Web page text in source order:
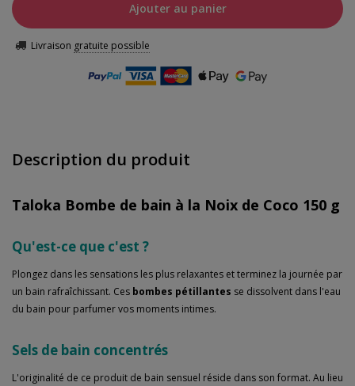
Ajouter au panier
Livraison gratuite possible
Description du produit
Taloka Bombe de bain à la Noix de Coco 150 g
Qu'est-ce que c'est ?
Plongez dans les sensations les plus relaxantes et terminez la journée par
un bain rafraîchissant. Ces bombes pétillantes se dissolvent dans l'eau
du bain pour parfumer vos moments intimes.
Sels de bain concentrés
L'originalité de ce produit de bain sensuel réside dans son format. Au lieu